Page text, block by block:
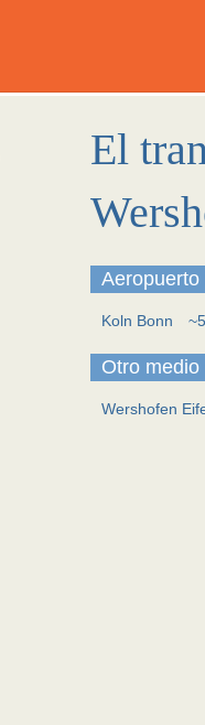
El
Aeropuerto
Koln Bonn
Otro
Wershofen